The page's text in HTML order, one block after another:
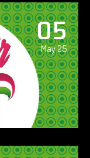
05
May 25